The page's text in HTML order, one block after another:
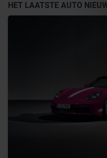
HET LAATSTE AUTO